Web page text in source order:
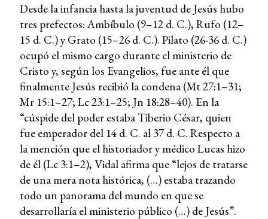
Desde la infancia hasta la juventud de Jesús hubo
tres prefectos: Ambíbulo (9–12 d. C.), Rufo (12–
15 d. C.) y Grato (15–26 d. C.). Pilato (26-36 d. C.)
ocupó el mismo cargo durante el ministerio de
Cristo y, según los Evangelios, fue ante él que
finalmente Jesús recibió la condena (Mt 27:1–31;
Mr 15:1–27; Lc 23:1–25; Jn 18:28–40). En la
“cúspide del poder estaba Tiberio César, quien
fue emperador del 14 d. C. al 37 d. C. Respecto a
la mención que el historiador y médico Lucas hizo
de él (Lc 3:1–2), Vidal afirma que “lejos de tratarse
de una mera nota histórica, (…) estaba trazando
todo un panorama del mundo en que se
desarrollaría el ministerio público (…) de Jesús”.